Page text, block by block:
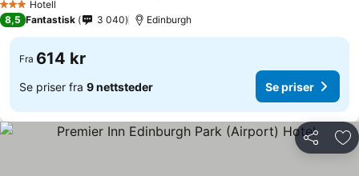
3 StjernerHotell
8,5 Fantastisk 3 040 Edinburgh
Fra 614 kr
Se priser fra 9 nettsteder Se priser
Del